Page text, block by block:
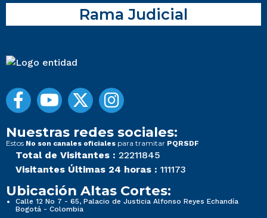
Rama Judicial
Nuestras redes sociales:
Estos No son canales oficiales para tramitar PQRSDF
Total de Visitantes : 22211845
Visitantes Últimas 24 horas : 111173
Ubicación Altas Cortes:
Calle 12 No 7 - 65, Palacio de Justicia Alfonso Reyes Echandía
Bogotá - Colombia